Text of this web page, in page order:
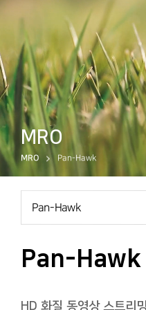
MRO
MRO Pan-Hawk
Pan-Hawk
HD 화질 동영상 스트리